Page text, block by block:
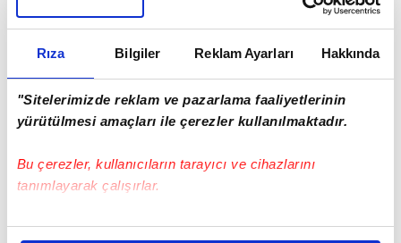
Rıza Bilgiler Reklam Ayarları Hakkında
"Sitelerimizde reklam ve pazarlama faaliyetlerinin
yürütülmesi amaçları ile çerezler kullanılmaktadır.
Bu çerezler, kullanıcıların tarayıcı ve cihazlarını
tanımlayarak çalışırlar.
Bu çerezlere izin vermeniz halinde sizlere özel
Beşiktaş